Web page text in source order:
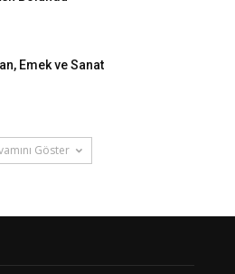
Emek ve Sanat
Göster